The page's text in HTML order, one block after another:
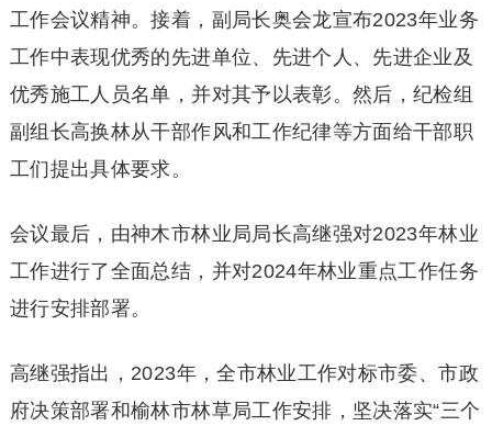
工作会议精神。接着，副局长奥会龙宣布2023年业务
工作中表现优秀的先进单位、先进个人、先进企业及
优秀施工人员名单，并对其予以表彰。然后，纪检组
副组长高换林从干部作风和工作纪律等方面给干部职
工们提出具体要求。
会议最后，由神木市林业局局长高继强对2023年林业
工作进行了全面总结，并对2024年林业重点工作任务
进行安排部署。
高继强指出，2023年，全市林业工作对标市委、市政
府决策部署和榆林市林草局工作安排，坚决落实“三个